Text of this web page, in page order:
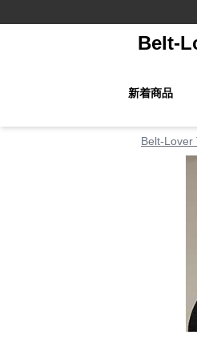
Belt-
新着商品
Belt-Lover